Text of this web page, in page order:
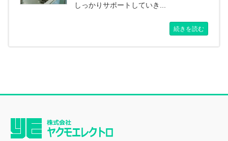
しっかりサポートしていき...
続きを読む